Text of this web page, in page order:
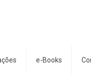
e-Books